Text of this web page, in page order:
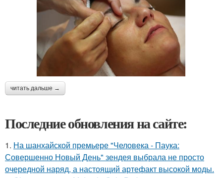
читать дальше →
Последние обновления на сайте:
1. На шанхайской премьере "Человека - Паука:
Совершенно Новый День" зендея выбрала не просто
очередной наряд, а настоящий артефакт высокой моды.